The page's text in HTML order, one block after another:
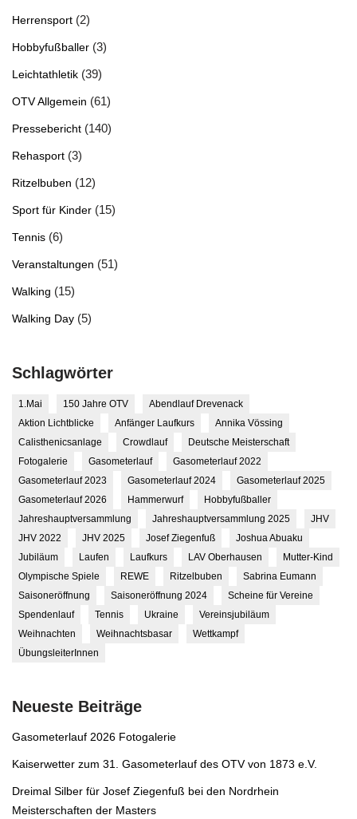
Herrensport (2)
Hobbyfußballer (3)
Leichtathletik (39)
OTV Allgemein (61)
Pressebericht (140)
Rehasport (3)
Ritzelbuben (12)
Sport für Kinder (15)
Tennis (6)
Veranstaltungen (51)
Walking (15)
Walking Day (5)
Schlagwörter
1.Mai 150 Jahre OTV
Abendlauf Drevenack
Aktion Lichtblicke
Anfänger Laufkurs
Annika Vössing
Calisthenicsanlage
Crowdlauf
Deutsche Meisterschaft
Fotogalerie
Gasometerlauf
Gasometerlauf 2022
Gasometerlauf 2023
Gasometerlauf 2024
Gasometerlauf 2025
Gasometerlauf 2026
Hammerwurf
Hobbyfußballer
Jahreshauptversammlung
Jahreshauptversammlung 2025
JHV
JHV 2022
JHV 2025 Josef Ziegenfuß
Joshua Abuaku
Jubiläum
Laufen Laufkurs LAV Oberhausen
Mutter-Kind
Olympische Spiele
REWE Ritzelbuben
Sabrina Eumann
Saisoneröffnung
Saisoneröffnung 2024
Scheine für Vereine
Spendenlauf
Tennis Ukraine
Vereinsjubiläum
Weihnachten
Weihnachtsbasar
Wettkampf
ÜbungsleiterInnen
Neueste Beiträge
Gasometerlauf 2026 Fotogalerie
Kaiserwetter zum 31. Gasometerlauf des OTV von 1873 e.V.
Dreimal Silber für Josef Ziegenfuß bei den Nordrhein
Meisterschaften der Masters